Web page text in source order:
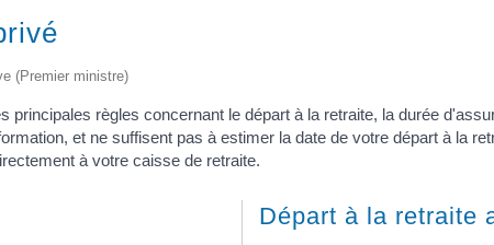
(Premier ministre)
principales règles concernant le départ à la retraite, la durée
et ne suffisent pas à estimer la date de votre départ à la
à votre caisse de retraite.
Départ à la retraite